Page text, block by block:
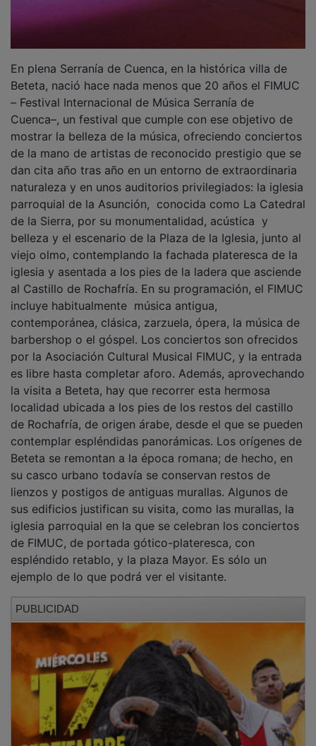
NOTICIAS RELACIONADAS
Castilla-La Mancha: una región que cree en el
poder de las bibliotecas activas
Publicada la convocatoria de subvenciones
destinadas al fomento de la actividad
cultural en áreas rurales de C-LM
El cifontino que tiene el mejor tomate